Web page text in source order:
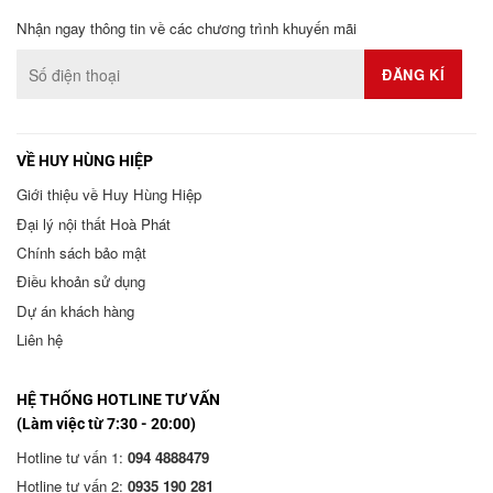
Nhận ngay thông tin về các chương trình khuyến mãi
VỀ HUY HÙNG HIỆP
Giới thiệu về Huy Hùng Hiệp
Đại lý nội thất Hoà Phát
Chính sách bảo mật
Điều khoản sử dụng
Dự án khách hàng
Liên hệ
HỆ THỐNG HOTLINE TƯ VẤN
(Làm việc từ 7:30 - 20:00)
Hotline tư vấn 1: 094 4888479
Hotline tư vấn 2: 0935 190 281